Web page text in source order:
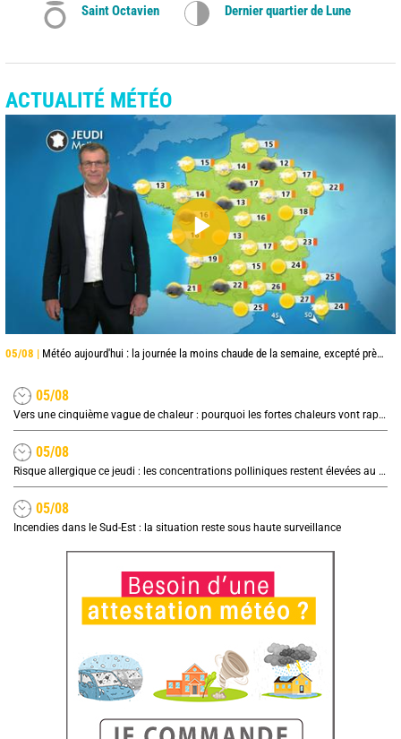
Saint Octavien
Dernier quartier de Lune
ACTUALITÉ MÉTÉO
05/08 | Météo aujourd'hui : la journée la moins chaude de la semaine, excepté près de la Méditerranée
05/08
Vers une cinquième vague de chaleur : pourquoi les fortes chaleurs vont rapidement revenir en France
05/08
Risque allergique ce jeudi : les concentrations polliniques restent élevées au nord
05/08
Incendies dans le Sud-Est : la situation reste sous haute surveillance